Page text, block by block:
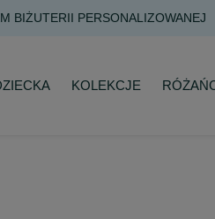
NA KAŻDE ZAMÓWIENIE
KOLEKCJE